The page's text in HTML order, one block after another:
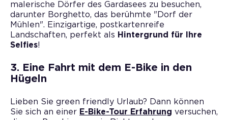
malerische Dörfer des Gardasees zu besuchen,
darunter Borghetto, das berühmte "Dorf der
Mühlen". Einzigartige, postkartenreife
Landschaften, perfekt als Hintergrund für Ihre
Selfies!
3. Eine Fahrt mit dem E-Bike in den
Hügeln
Lieben Sie green friendly Urlaub? Dann können
Sie sich an einer E-Bike-Tour Erfahrung versuchen,